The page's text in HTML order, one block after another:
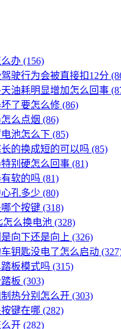
办 (156)
驶行为会被直接扣12分
油耗明显增加怎么回事
了要怎么修 (86)
么点烟 (86)
池怎么下 (85)
的换成短的可以吗 (85)
别硬怎么回事 (81)
软的吗 (81)
孔多少 (80)
个按键 (318)
怎么换电池 (328)
向下还是向上 (326)
钥匙没电了怎么启动
板模式吗 (315)
板 (303)
热分别怎么开 (303)
键在哪 (282)
开 (282)